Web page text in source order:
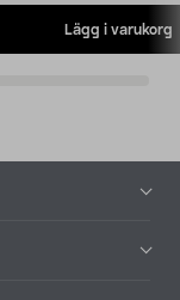
Lägg i varukorg